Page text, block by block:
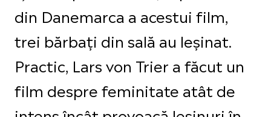
din Danemarca a acestui film,
trei bărbați din sală au leșinat.
Practic, Lars von Trier a făcut un
film despre feminitate atât de